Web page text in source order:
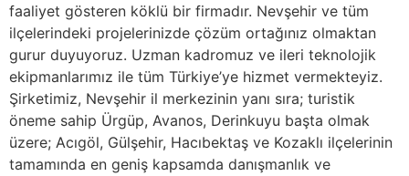
faaliyet gösteren köklü bir firmadır. Nevşehir ve tüm
ilçelerindeki projelerinizde çözüm ortağınız olmaktan
gurur duyuyoruz. Uzman kadromuz ve ileri teknolojik
ekipmanlarımız ile tüm Türkiye’ye hizmet vermekteyiz.
Şirketimiz, Nevşehir il merkezinin yanı sıra; turistik
öneme sahip Ürgüp, Avanos, Derinkuyu başta olmak
üzere; Acıgöl, Gülşehir, Hacıbektaş ve Kozaklı ilçelerinin
tamamında en geniş kapsamda danışmanlık ve